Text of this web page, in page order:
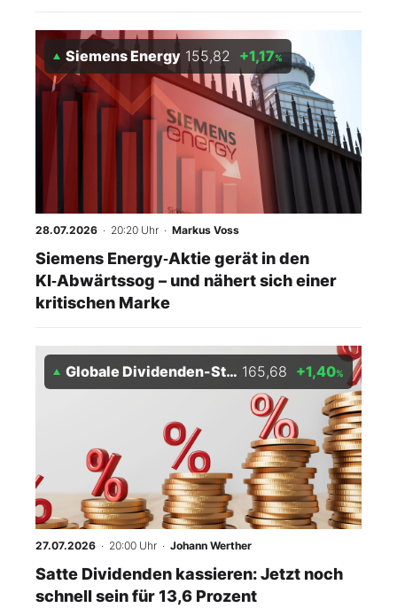
Siemens Energy 155,82 +1,17%
28.07.2026 · 20:20 Uhr · Markus Voss
Siemens Energy‑Aktie gerät in den
KI‑Abwärtssog – und nähert sich einer
kritischen Marke
Globale Dividenden-Stars Index 165,68 +1,40%
27.07.2026 · 20:00 Uhr · Johann Werther
Satte Dividenden kassieren: Jetzt noch
schnell sein für 13,6 Prozent